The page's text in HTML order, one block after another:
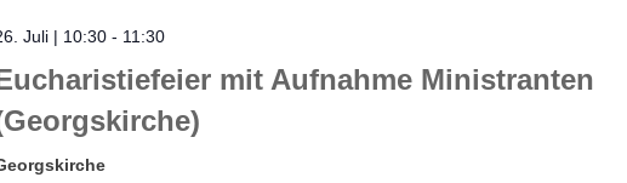
Juli | 10:30 - 11:30
mit Aufnahme Ministranten